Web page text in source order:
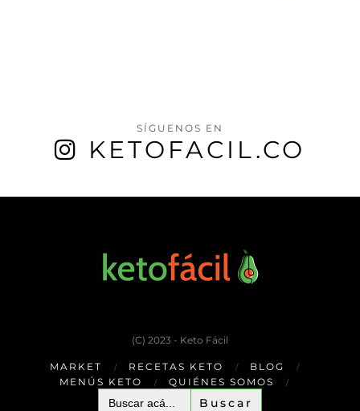
SÍGUENOS EN
KETOFACIL.CO
(C) 2023 - Keto Fácil
MARKET RECETAS KETO
BLOG
MENÚS KETO
QUIÉNES SOMOS
Buscar: